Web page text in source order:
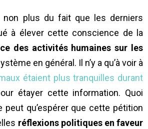
non plus du fait que les derniers
à élever cette conscience de la
des activités humaines sur les
en général. Il n’y a qu’à voir à
étaient plus tranquilles durant
étayer cette information. Quoi
peut qu’espérer que cette pétition
réflexions politiques en faveur